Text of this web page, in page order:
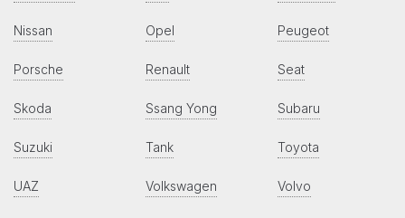
Nissan Opel Peugeot
Porsche Renault Seat
Skoda Ssang Yong Subaru
Suzuki Tank Toyota
UAZ Volkswagen Volvo